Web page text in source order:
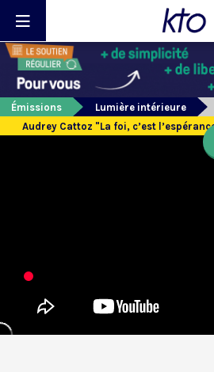
Émissions
Lumière intérieure
Audrey Cattoz "La foi, c’est